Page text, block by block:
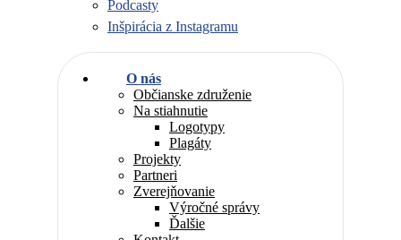
Podcasty
Inšpirácia z Instagramu
O nás
Občianske združenie
Na stiahnutie
Logotypy
Plagáty
Projekty
Partneri
Zverejňovanie
Výročné správy
Ďalšie